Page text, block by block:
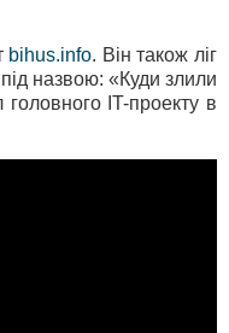
bihus.info. Він також ліг
назвою: «Куди злили
головного IT-проекту в